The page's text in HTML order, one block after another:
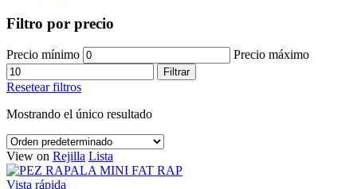
Filtro por precio
Precio mínimo Precio máximo
Filtrar
Resetear filtros
Mostrando el único resultado
View on Rejilla Lista
Vista rápida